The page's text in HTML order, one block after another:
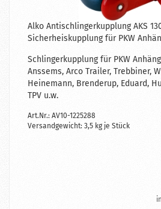
Alko Antischlingerkupplung AKS
Sicherheiskupplung für PKW
Schlingerkupplung für PKW
Anssems, Arco Trailer, Trebbiner,
Heinemann, Brenderup, Eduard,
TPV u.w.
Art.Nr.: AV10-1225288
Versandgewicht: 3,5 kg je Stück